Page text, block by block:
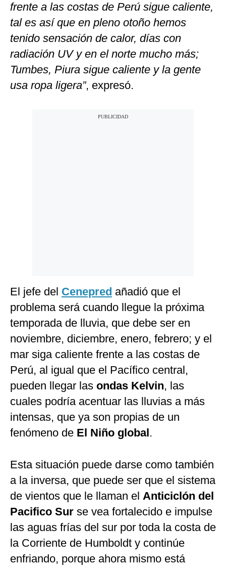
frente a las costas de Perú sigue caliente,
tal es así que en pleno otoño hemos
tenido sensación de calor, días con
radiación UV y en el norte mucho más;
Tumbes, Piura sigue caliente y la gente
usa ropa ligera”, expresó.
El jefe del Cenepred añadió que el
problema será cuando llegue la próxima
temporada de lluvia, que debe ser en
noviembre, diciembre, enero, febrero; y el
mar siga caliente frente a las costas de
Perú, al igual que el Pacífico central,
pueden llegar las ondas Kelvin, las
cuales podría acentuar las lluvias a más
intensas, que ya son propias de un
fenómeno de El Niño global.
Esta situación puede darse como también
a la inversa, que puede ser que el sistema
de vientos que le llaman el Anticiclón del
Pacifico Sur se vea fortalecido e impulse
las aguas frías del sur por toda la costa de
la Corriente de Humboldt y continúe
enfriando, porque ahora mismo está